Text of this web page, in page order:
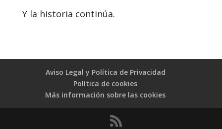
Y la historia continúa.
Aviso Legal y Política de Privacidad
Política de cookies
Más información sobre las cookies